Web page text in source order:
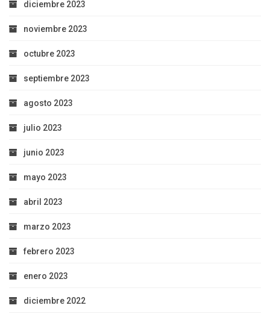
diciembre 2023
noviembre 2023
octubre 2023
septiembre 2023
agosto 2023
julio 2023
junio 2023
mayo 2023
abril 2023
marzo 2023
febrero 2023
enero 2023
diciembre 2022